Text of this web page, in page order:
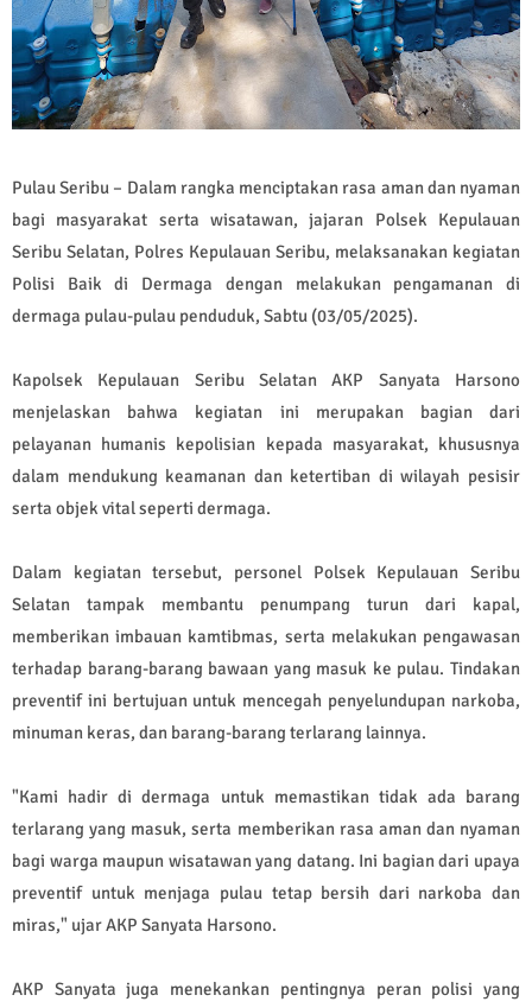
Pulau Seribu – Dalam rangka menciptakan rasa aman dan nyaman
bagi masyarakat serta wisatawan, jajaran Polsek Kepulauan
Seribu Selatan, Polres Kepulauan Seribu, melaksanakan kegiatan
Polisi Baik di Dermaga dengan melakukan pengamanan di
dermaga pulau-pulau penduduk, Sabtu (03/05/2025).
Kapolsek Kepulauan Seribu Selatan AKP Sanyata Harsono
menjelaskan bahwa kegiatan ini merupakan bagian dari
pelayanan humanis kepolisian kepada masyarakat, khususnya
dalam mendukung keamanan dan ketertiban di wilayah pesisir
serta objek vital seperti dermaga.
Dalam kegiatan tersebut, personel Polsek Kepulauan Seribu
Selatan tampak membantu penumpang turun dari kapal,
memberikan imbauan kamtibmas, serta melakukan pengawasan
terhadap barang-barang bawaan yang masuk ke pulau. Tindakan
preventif ini bertujuan untuk mencegah penyelundupan narkoba,
minuman keras, dan barang-barang terlarang lainnya.
"Kami hadir di dermaga untuk memastikan tidak ada barang
terlarang yang masuk, serta memberikan rasa aman dan nyaman
bagi warga maupun wisatawan yang datang. Ini bagian dari upaya
preventif untuk menjaga pulau tetap bersih dari narkoba dan
miras," ujar AKP Sanyata Harsono.
AKP Sanyata juga menekankan pentingnya peran polisi yang